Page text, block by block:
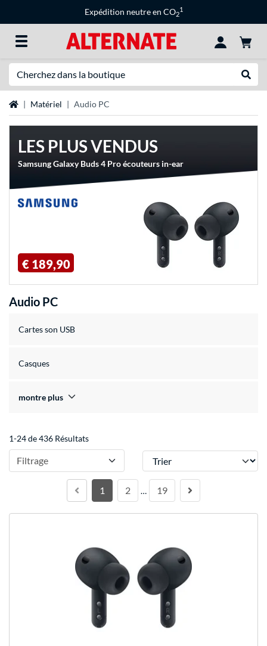
Expédition neutre en CO2
1
Page d'accueil
Matériel Audio PC
LES PLUS VENDUS
Samsung Galaxy Buds 4 Pro écouteurs in-ear
€ 189,90
Audio PC
Cartes son USB
Casques
montre plus
1-24 de 436 Résultats
Filtrage Trier
1 2 … 19